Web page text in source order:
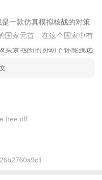
一款仿真模拟核战的对策
国家元首，在这个国家中有
实景地图的协助下你能挑选
也得時刻的搞好反导弹的防
火箭，如三叉戟和沙皇火